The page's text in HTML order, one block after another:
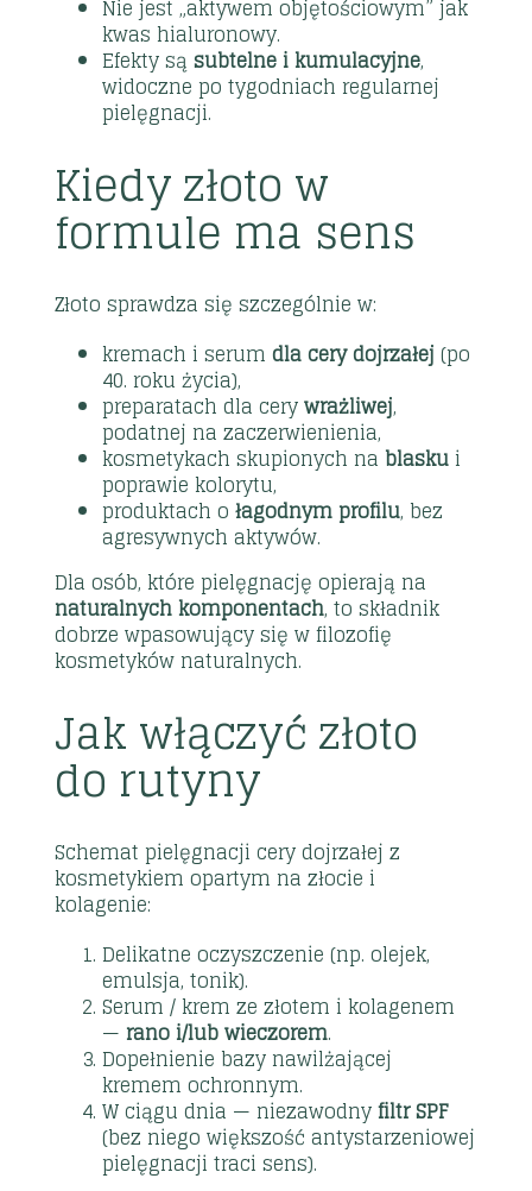
Nie jest „aktywem objętościowym” jak
kwas hialuronowy.
Efekty sąsubtelne i kumulacyjne,
widoczne po tygodniach regularnej
pielęgnacji.
Kiedy złoto w
formule ma sens
Złoto sprawdza się szczególnie w:
kremach i serumdla cery dojrzałej (po
40. roku życia),
preparatach dla cerywrażliwej,
podatnej na zaczerwienienia,
kosmetykach skupionych na blasku i
poprawie kolorytu,
produktach ołagodnym profilu, bez
agresywnych aktywów.
Dla osób, które pielęgnację opierają na
naturalnych komponentach, to składnik
dobrze wpasowujący się w filozofię
kosmetyków naturalnych.
Jak włączyć złoto
do rutyny
Schemat pielęgnacji cery dojrzałej z
kosmetykiem opartym na złocie i
kolagenie:
Delikatne oczyszczenie (np. olejek,
emulsja, tonik).
Serum / krem ze złotem i kolagenem
— rano i/lub wieczorem.
Dopełnienie bazy nawilżającej
kremem ochronnym.
W ciągu dnia — niezawodnyfiltr SPF
(bez niego większość antystarzeniowej
pielęgnacji traci sens).